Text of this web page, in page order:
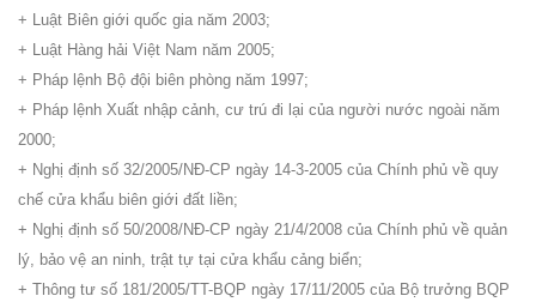
+ Luật Biên giới quốc gia năm 2003;
+ Luật Hàng hải Việt Nam năm 2005;
+ Pháp lệnh Bộ đội biên phòng năm 1997;
+ Pháp lệnh Xuất nhập cảnh, cư trú đi lại của người nước ngoài năm
2000;
+ Nghị định số 32/2005/NĐ-CP ngày 14-3-2005 của Chính phủ về quy
chế cửa khẩu biên giới đất liền;
+ Nghị định số 50/2008/NĐ-CP ngày 21/4/2008 của Chính phủ về quản
lý, bảo vệ an ninh, trật tự tại cửa khẩu cảng biển;
+ Thông tư số 181/2005/TT-BQP ngày 17/11/2005 của Bộ trưởng BQP